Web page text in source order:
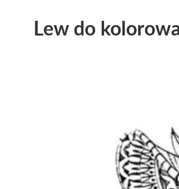
Lew do